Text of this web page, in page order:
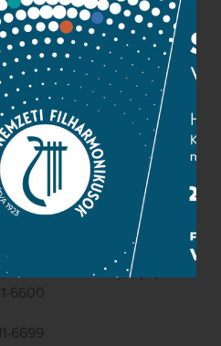
Marcell u. 1. (Müpa)
6600
6699